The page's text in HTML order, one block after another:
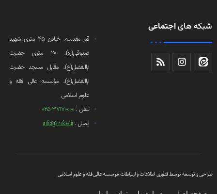
شبکه هایاجتماعی
قم مقدسه، خیابان 45 متری شهید
صدوقی(ره)، 20 متری حضرت
اباالفضل(ع)، مقابل مسجد حضرت
اباالفضل(ع)، مؤسسه عالی فقه و
علوم اسلامی
تلفن : 37170000-025
ایمیل :info@mfos.ir
طراحی و توسعه توسط فناوری اطلاعات و ارتباطات موسسه عالی فقه و علوم اسلامی